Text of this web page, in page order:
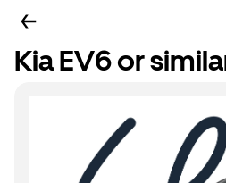
Kia EV6 or